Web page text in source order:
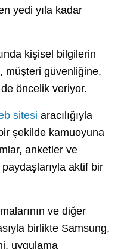
yedi yıla kadar
kişisel bilgilerin
müşteri güvenliğine,
öncelik veriyor.
sitesi aracılığıyla
şekilde kamuoyuna
anketler ve
paydaşlarıyla aktif bir
ve diğer
birlikte Samsung,
uygulama